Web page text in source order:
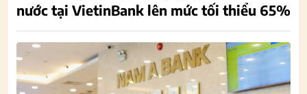
nước tại VietinBank lên mức tối thiểu 65%